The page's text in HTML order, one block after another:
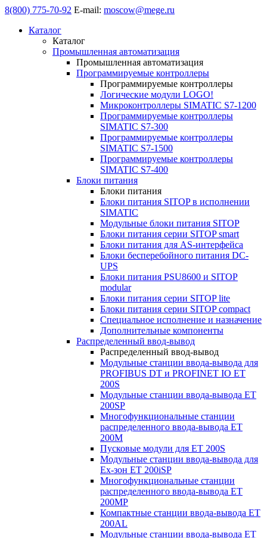
8(800) 775-70-92 E-mail: moscow@mege.ru
Каталог
Каталог
Промышленная автоматизация
Промышленная автоматизация
Программируемые контроллеры
Программируемые контроллеры
Логические модули LOGO!
Микроконтроллеры SIMATIC S7-1200
Программируемые контроллеры
SIMATIC S7-300
Программируемые контроллеры
SIMATIC S7-1500
Программируемые контроллеры
SIMATIC S7-400
Блоки питания
Блоки питания
Блоки питания SITOP в исполнении
SIMATIC
Модульные блоки питания SITOP
Блоки питания серии SITOP smart
Блоки питания для AS-интерфейса
Блоки бесперебойного питания DC-
UPS
Блоки питания PSU8600 и SITOP
modular
Блоки питания серии SITOP lite
Блоки питания серии SITOP compact
Специальное исполнение и назначение
Дополнительные компоненты
Распределенный ввод-вывод
Распределенный ввод-вывод
Модульные станции ввода-вывода для
PROFIBUS DT и PROFINET IO ET
200S
Модульные станции ввода-вывода ET
200SP
Многофункциональные станции
распределенного ввода-вывода ET
200M
Пусковые модули для ET 200S
Модульные станции ввода-вывода для
Ex-зон ET 200iSP
Многофункциональные станции
распределенного ввода-вывода ET
200MP
Компактные станции ввода-вывода ET
200AL
Модульные станции ввода-вывода ET